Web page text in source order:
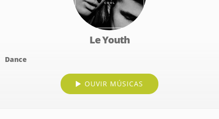
Le Youth
Dance
OUVIR MÚSICAS